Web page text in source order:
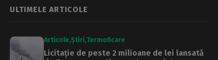
ULTIMELE ARTICOLE
Articole Știri Termoficare
Licitație de peste 2 milioane de lei lansată